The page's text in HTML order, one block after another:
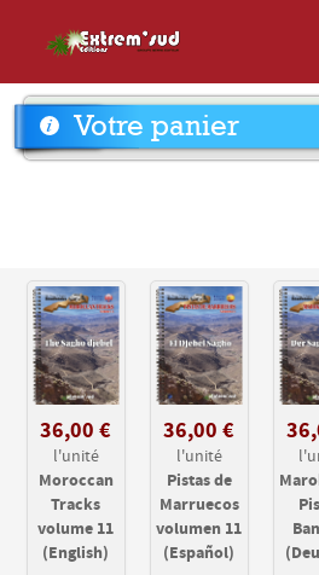
Votre panier
36,00 €
l'unité
Moroccan
Tracks
volume 11
(English)
36,00 €
l'unité
Pistas de
Marruecos
volumen 11
(Español)